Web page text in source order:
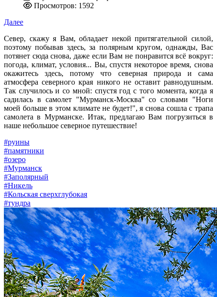
Просмотров: 1592
Далее
Север, скажу я Вам, обладает некой притягательной силой,
поэтому побывав здесь, за полярным кругом, однажды, Вас
потянет сюда снова, даже если Вам не понравится всё вокруг:
погода, климат, условия... Вы, спустя некоторое время, снова
окажитесь здесь, потому что северная природа и сама
атмосфера северного края никого не оставит равнодушным.
Так случилось и со мной: спустя год с того момента, когда я
садилась в самолет "Мурманск-Москва" со словами "Ноги
моей больше в этом климате не будет!", я снова сошла с трапа
самолета в Мурманске. Итак, предлагаю Вам погрузиться в
наше небольшое северное путешествие!
#руины
#памятники
#озеро
#Мурманск
#Заполярный
#Никель
#Кольская сверхглубокая
#тундра